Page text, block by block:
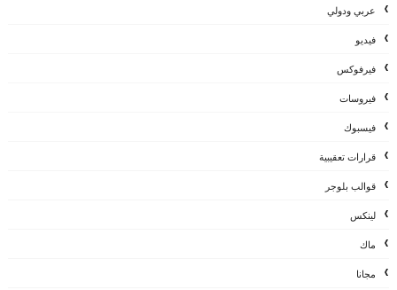
عربي ودولي
فيديو
فيرفوكس
فيروسات
فيسبوك
قرارات تعقيبية
قوالب بلوجر
لينكس
ماك
مجانا